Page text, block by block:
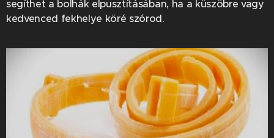
segíthet a bolhák elpusztításában, ha a küszöbre vagy
kedvenced fekhelye köré szórod.